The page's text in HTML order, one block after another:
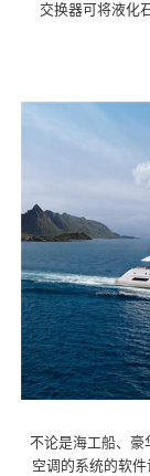
交换器可将液化
不论是海工船、豪
空调的系统的软